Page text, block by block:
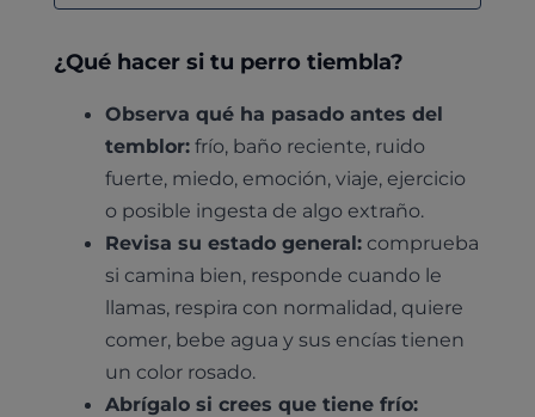
¿Qué hacer si tu perro tiembla?
Observa qué ha pasado antes del
temblor: frío, baño reciente, ruido
fuerte, miedo, emoción, viaje, ejercicio
o posible ingesta de algo extraño.
Revisa su estado general: comprueba
si camina bien, responde cuando le
llamas, respira con normalidad, quiere
comer, bebe agua y sus encías tienen
un color rosado.
Abrígalo si crees que tiene frío: